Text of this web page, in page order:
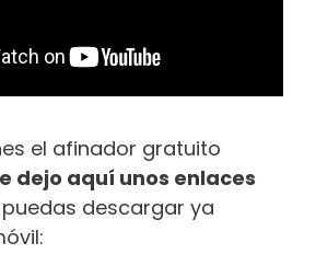
el afinador gratuito
dejo aquí unos enlaces
descargar ya